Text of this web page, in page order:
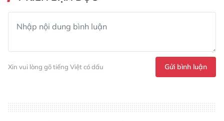
Xin vui lòng gõ tiếng Việt có dấu Gửi bình luận